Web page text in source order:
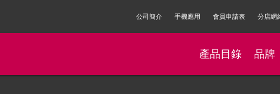
公司簡介 手機應用 會員申請表 分店網
產品目錄 品牌